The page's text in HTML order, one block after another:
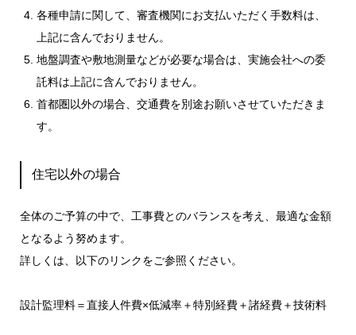
各種申請に関して、審査機関にお支払いただく手数料は、
上記に含んでおりません。
地盤調査や敷地測量などが必要な場合は、実施会社への委
託料は上記に含んでおりません。
首都圏以外の場合、交通費を別途お願いさせていただきま
す。
住宅以外の場合
全体のご予算の中で、工事費とのバランスを考え、最適な金額
となるよう努めます。
詳しくは、以下のリンクをご参照ください。
設計監理料＝直接人件費×低減率＋特別経費＋諸経費＋技術料